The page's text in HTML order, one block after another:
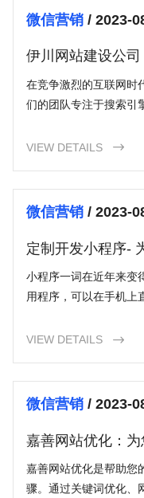
微信营销/ 2023-
伊川网站建设公
在竞争激烈的互联网时
们的团队专注于搜索引
的流量。
VIEW DETAILS 
微信营销/ 2023-
定制开发小程序-
方案
小程序一词在近年来变
用程序，可以在手机上
传统的应用开发相比，
VIEW DETAILS 
微信营销/ 2023-
嘉善网站优化：
嘉善网站优化是帮助您
骤。通过关键词优化、